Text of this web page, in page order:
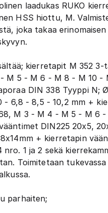
laadukas RUKO
HSS hiottu, M.
joka takaa erinomaisen
kierretapit M 352 3-
M 5 - M 6 - M 8 - M 10 -
DIN 338 Tyyppi N;
- 6,8 - 8,5 - 10,2 mm +
M 3 - M 4 - M 5 - M 6
DIN225 20x5,
+ kierretapin
nro. 1 ja 2 sekä
Toimitetaan tukevassa
parhaiten;